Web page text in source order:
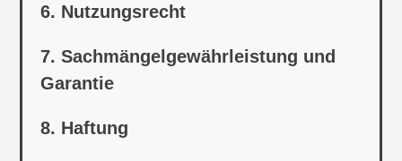
6. Nutzungsrecht
7. Sachmängelgewährleistung und
Garantie
8. Haftung